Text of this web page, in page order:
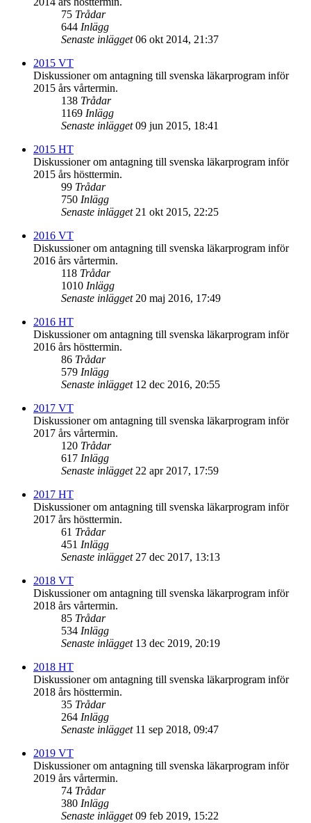
75 Trådar
644 Inlägg
Senaste inlägget 06 okt 2014, 21:37
2015 VT
Diskussioner om antagning till svenska läkarprogram inför
2015 års vårtermin.
138 Trådar
1169 Inlägg
Senaste inlägget 09 jun 2015, 18:41
2015 HT
Diskussioner om antagning till svenska läkarprogram inför
2015 års hösttermin.
99 Trådar
750 Inlägg
Senaste inlägget 21 okt 2015, 22:25
2016 VT
Diskussioner om antagning till svenska läkarprogram inför
2016 års vårtermin.
118 Trådar
1010 Inlägg
Senaste inlägget 20 maj 2016, 17:49
2016 HT
Diskussioner om antagning till svenska läkarprogram inför
2016 års hösttermin.
86 Trådar
579 Inlägg
Senaste inlägget 12 dec 2016, 20:55
2017 VT
Diskussioner om antagning till svenska läkarprogram inför
2017 års vårtermin.
120 Trådar
617 Inlägg
Senaste inlägget 22 apr 2017, 17:59
2017 HT
Diskussioner om antagning till svenska läkarprogram inför
2017 års hösttermin.
61 Trådar
451 Inlägg
Senaste inlägget 27 dec 2017, 13:13
2018 VT
Diskussioner om antagning till svenska läkarprogram inför
2018 års vårtermin.
85 Trådar
534 Inlägg
Senaste inlägget 13 dec 2019, 20:19
2018 HT
Diskussioner om antagning till svenska läkarprogram inför
2018 års hösttermin.
35 Trådar
264 Inlägg
Senaste inlägget 11 sep 2018, 09:47
2019 VT
Diskussioner om antagning till svenska läkarprogram inför
2019 års vårtermin.
74 Trådar
380 Inlägg
Senaste inlägget 09 feb 2019, 15:22